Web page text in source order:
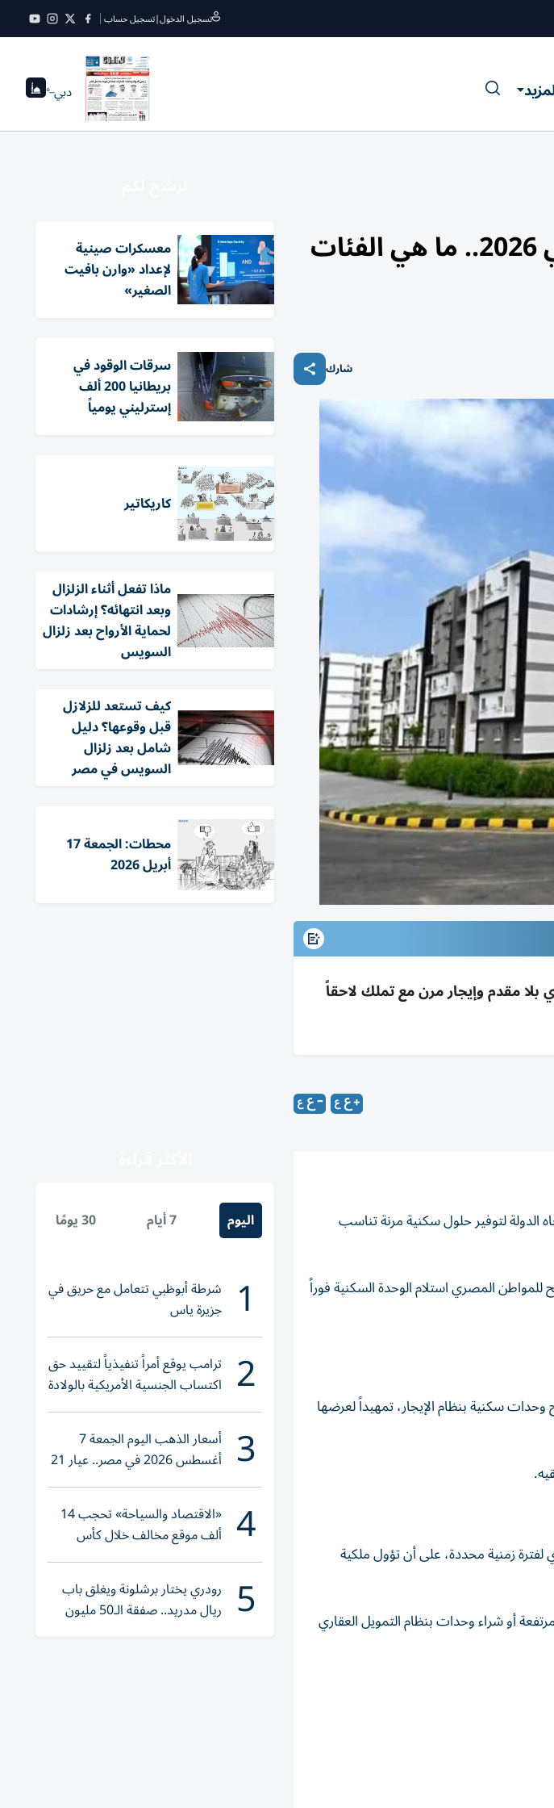
تسجيل الدخول|تسجيل حساب
دبي--°
مصر تستعد لطرح شقق بنظام الإيجار التمليكي 2026.. ما هي الفئات
شارك
تسليم فوري بلا مقدم وإيجار مرن مع تملك لاحقاً
عن طرح شقق الإيجار التمليكي 2026، خاصة مع اتجاه الدولة لتوفير حلول سكنية مرنة تناسب
المصري استلام الوحدة السكنية فوراً
سكنية بنظام الإيجار، تمهيداً لعرضها
زمنية محددة، على أن تؤول ملكية
أو شراء وحدات بنظام التمويل العقاري
معسكرات صينية
لإعداد «وارن بافيت
الصغير»
سرقات الوقود في
بريطانيا 200 ألف
إسترليني يومياً
كاريكاتير
ماذا تفعل أثناء الزلزال
وبعد انتهائه؟ إرشادات
لحماية الأرواح بعد زلزال
السويس
كيف تستعد للزلازل
قبل وقوعها؟ دليل
شامل بعد زلزال
السويس في مصر
محطات: الجمعة 17
أبريل 2026
اليوم 7 أيام 30 يومًا
1 شرطة أبوظبي تتعامل مع حريق في
جزيرة ياس
2 ترامب يوقع أمراً تنفيذياً لتقييد حق
اكتساب الجنسية الأمريكية بالولادة
3 أسعار الذهب اليوم الجمعة 7
أغسطس 2026 في مصر.. عيار 21
يقترب من هذا الرقم
4 «الاقتصاد والسياحة» تحجب 14
ألف موقع مخالف خلال كأس
العالم 2026
5 رودري يختار برشلونة ويغلق باب
ريال مدريد.. صفقة الـ50 مليون